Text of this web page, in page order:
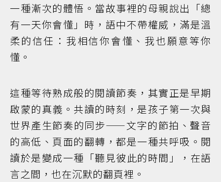
一種漸次的體悟。當故事裡的母親說出「總
有一天你會懂」時，語中不帶權威，滿是溫
柔的信任：我相信你會懂、我也願意等你
懂。
這種等待熟成般的閱讀節奏，其實正是早期
啟蒙的真義。共讀的時刻，是孩子第一次與
世界產生節奏的同步——文字的節拍、聲音
的高低、頁面的翻轉，都是一種共呼吸。閱
讀於是變成一種「聽見彼此的時間」，在語
言之間，也在沉默的翻頁裡。